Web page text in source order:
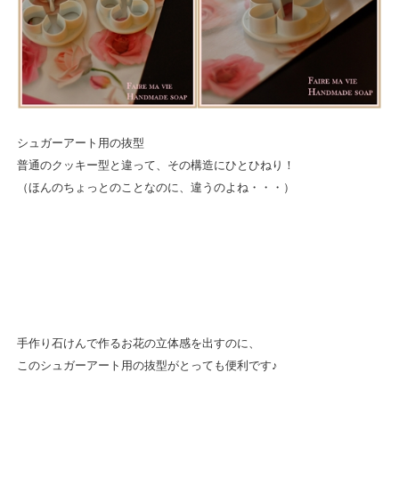
シュガーアート用の抜型
普通のクッキー型と違って、その構造にひとひねり！
（ほんのちょっとのことなのに、違うのよね・・・）
手作り石けんで作るお花の立体感を出すのに、
このシュガーアート用の抜型がとっても便利です♪